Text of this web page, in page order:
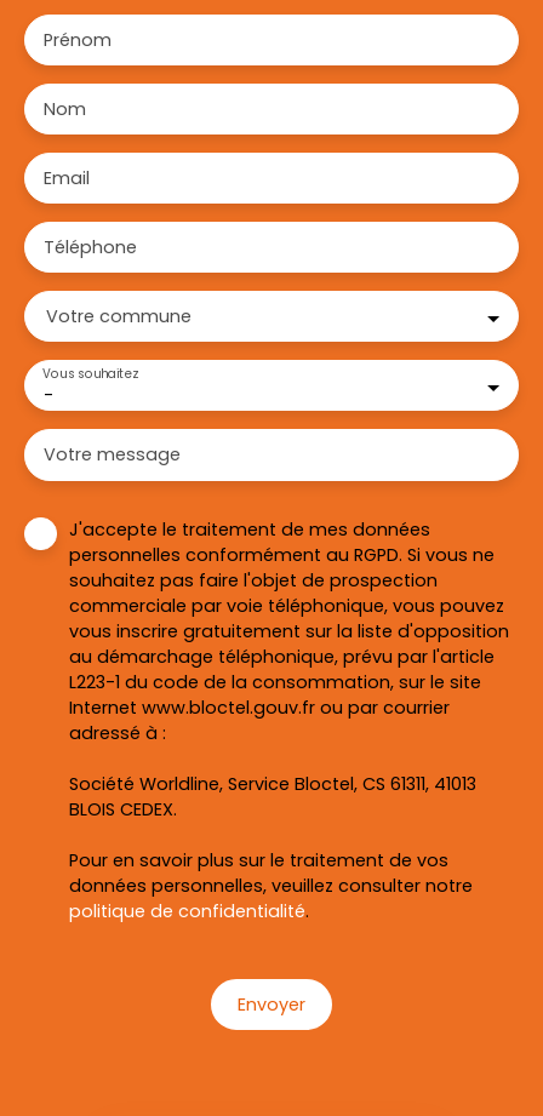
Prénom
Nom
Email
Téléphone
Votre commune
-
Vous souhaitez
Votre message
J'accepte le traitement de mes données
personnelles conformément au RGPD. Si vous ne
souhaitez pas faire l'objet de prospection
commerciale par voie téléphonique, vous pouvez
vous inscrire gratuitement sur la liste d'opposition
au démarchage téléphonique, prévu par l'article
L223-1 du code de la consommation, sur le site
Internet www.bloctel.gouv.fr ou par courrier
adressé à :
Société Worldline, Service Bloctel, CS 61311, 41013
BLOIS CEDEX.
Pour en savoir plus sur le traitement de vos
données personnelles, veuillez consulter notre
politique de confidentialité.
Envoyer